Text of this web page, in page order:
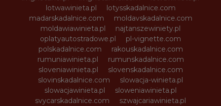
lotwawinieta.pl
lotysskadalnice.com
madarskadalnice.com
moldavskadalnice.com
moldawiawinieta.pl
najtanszewiniety.pl
oplatyautostradowe.pl
pl-vignette.com
polskadalnice.com
rakouskadalnice.com
rumuniawinieta.pl
rumunskadalnice.com
sloveniawinieta.pl
slovenskadalnice.com
slovinskadalnice.com
slowacja-winieta.pl
slowacjawinieta.pl
sloweniawinieta.pl
svycarskadalnice.com
szwajcariawinieta.pl